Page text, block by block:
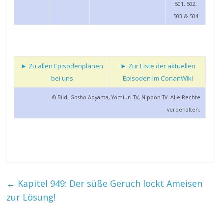
501, 502,
503 & 504
► Zu allen Episodenplänen
bei uns
► Zur Liste der aktuellen
Episoden im ConanWiki
© Bild: Gosho Aoyama, Yomiuri TV, Nippon TV. Alle Rechte
vorbehalten.
← Kapitel 949: Der süße Geruch lockt Ameisen
zur Lösung!